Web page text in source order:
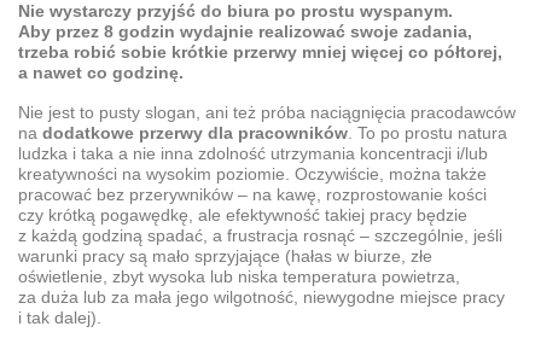
Nie wystarczy przyjść do biura po prostu wyspanym.
Aby przez 8 godzin wydajnie realizować swoje zadania,
trzeba robić sobie krótkie przerwy mniej więcej co półtorej,
a nawet co godzinę.
Nie jest to pusty slogan, ani też próba naciągnięcia pracodawców
na dodatkowe przerwy dla pracowników. To po prostu natura
ludzka i taka a nie inna zdolność utrzymania koncentracji i/lub
kreatywności na wysokim poziomie. Oczywiście, można także
pracować bez przerywników – na kawę, rozprostowanie kości
czy krótką pogawędkę, ale efektywność takiej pracy będzie
z każdą godziną spadać, a frustracja rosnąć – szczególnie, jeśli
warunki pracy są mało sprzyjające (hałas w biurze, złe
oświetlenie, zbyt wysoka lub niska temperatura powietrza,
za duża lub za mała jego wilgotność, niewygodne miejsce pracy
i tak dalej).